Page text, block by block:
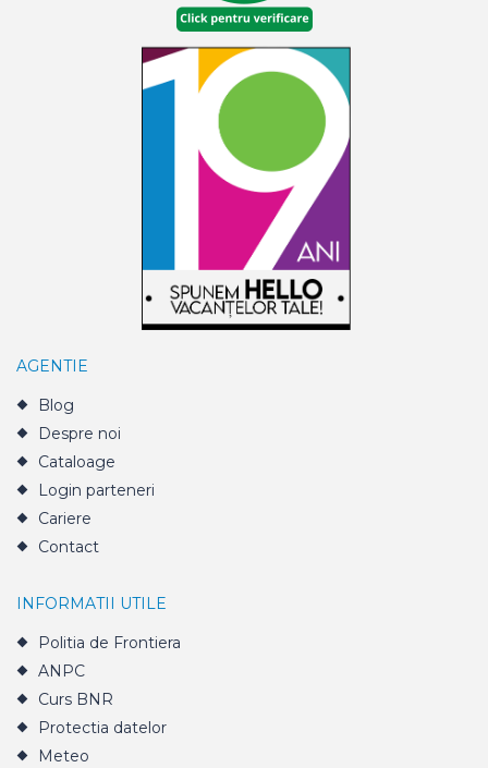
AGENTIE
Blog
Despre noi
Cataloage
Login parteneri
Cariere
Contact
INFORMATII UTILE
Politia de Frontiera
ANPC
Curs BNR
Protectia datelor
Meteo